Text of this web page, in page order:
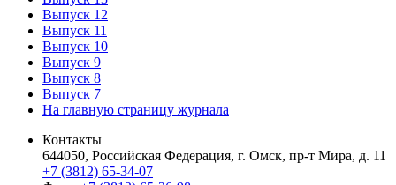
Выпуск 12
Выпуск 11
Выпуск 10
Выпуск 9
Выпуск 8
Выпуск 7
На главную страницу журнала
Контакты
644050, Российская Федерация, г. Омск, пр-т Мира, д. 11
+7 (3812) 65-34-07